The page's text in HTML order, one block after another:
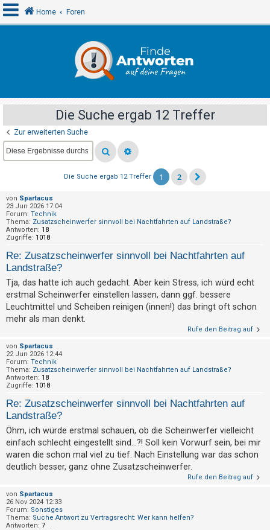
e
l
d
e
n
R
e
g
i
s
t
r
i
e
e
n
U
n
b
e
a
t
w
o
Home Foren
Die Suche ergab 12 Treffer
Zur erweiterten Suche
Die Suche ergab 12 Treffer 1 2
von Spartacus
23 Jun 2026 17:04
Forum: Technik
Thema: Zusatzscheinwerfer sinnvoll bei Nachtfahrten auf Landstraße?
Antworten: 18
Zugriffe: 1018
Re: Zusatzscheinwerfer sinnvoll bei Nachtfahrten auf
Landstraße?
Tja, das hatte ich auch gedacht. Aber kein Stress, ich würd echt
erstmal Scheinwerfer einstellen lassen, dann ggf. bessere
Leuchtmittel und Scheiben reinigen (innen!) das bringt oft schon
mehr als man denkt.
Rufe den Beitrag auf
von Spartacus
22 Jun 2026 12:44
Forum: Technik
Thema: Zusatzscheinwerfer sinnvoll bei Nachtfahrten auf Landstraße?
Antworten: 18
Zugriffe: 1018
Re: Zusatzscheinwerfer sinnvoll bei Nachtfahrten auf
Landstraße?
Öhm, ich würde erstmal schauen, ob die Scheinwerfer vielleicht
einfach schlecht eingestellt sind...?! Soll kein Vorwurf sein, bei mir
waren die schon mal viel zu tief. Nach Einstellung war das schon
deutlich besser, ganz ohne Zusatzscheinwerfer.
Rufe den Beitrag auf
von Spartacus
26 Nov 2024 12:33
Forum: Sonstiges
Thema: Suche Antwort zu Vertragsrecht: Wer kann helfen?
Antworten: 7